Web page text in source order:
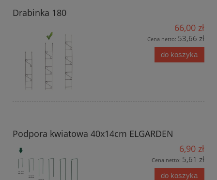
Drabinka 180
66,00 zł
Cena netto: 53,66 zł
do koszyka
Podpora kwiatowa 40x14cm ELGARDEN
6,90 zł
Cena netto: 5,61 zł
do koszyka